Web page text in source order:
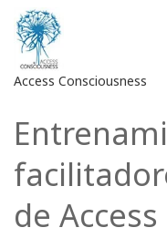
Access Consciousness
Iniciar
en
cuenta
de